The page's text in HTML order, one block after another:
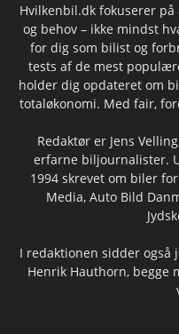
Hvilkenbil.dk fokuserer
og behov – ikke mindst
for dig som bilist og
tests af de mest
holder dig opdateret om
totaløkonomi. Med fair,
Redaktør er Jens
erfarne biljournalister.
1994 skrevet om biler
Media, Auto Bild
I redaktionen sidder også
Henrik Hauthorn, begge